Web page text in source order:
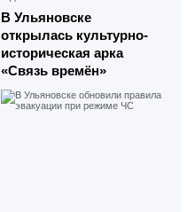
В Ульяновске
открылась культурно-
историческая арка
«Связь времён»